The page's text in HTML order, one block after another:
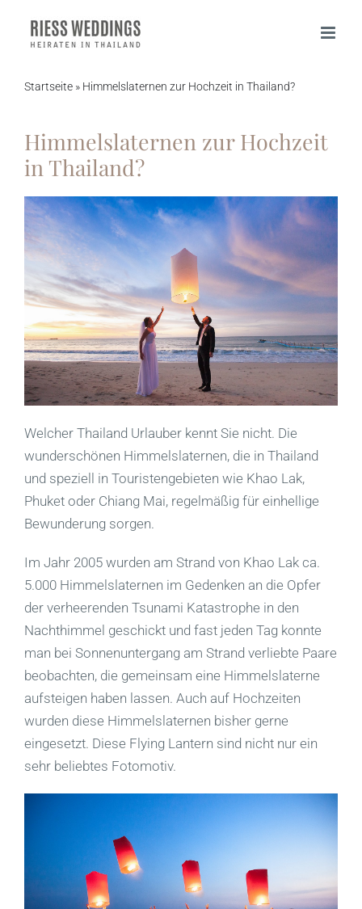
Inhalt
Startseite» Himmelslaternen zur Hochzeit in Thailand?
Himmelslaternen zur Hochzeit
in Thailand?
Welcher Thailand Urlauber kennt Sie nicht. Die
wunderschönen Himmelslaternen, die in Thailand
und speziell in Touristengebieten wie Khao Lak,
Phuket oder Chiang Mai, regelmäßig für einhellige
Bewunderung sorgen.
Im Jahr 2005 wurden am Strand von Khao Lak ca.
5.000 Himmelslaternen im Gedenken an die Opfer
der verheerenden Tsunami Katastrophe in den
Nachthimmel geschickt und fast jeden Tag konnte
man bei Sonnenuntergang am Strand verliebte Paare
beobachten, die gemeinsam eine Himmelslaterne
aufsteigen haben lassen. Auch auf Hochzeiten
wurden diese Himmelslaternen bisher gerne
eingesetzt. Diese Flying Lantern sind nicht nur ein
sehr beliebtes Fotomotiv.